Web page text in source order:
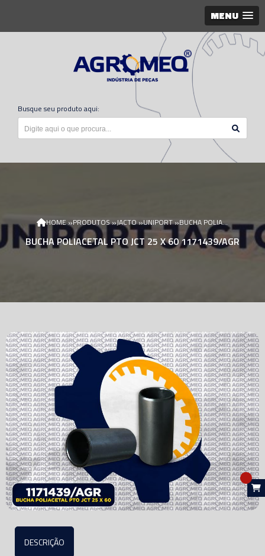
MENU
Busque seu produto aqui:
HOME»PRODUTOS»JACTO»UNIPORT» BUCHA POLIACETAL PTO JCT 25 X 60 1171439/AGR
BUCHA POLIACETAL PTO JCT 25 X 60 1171439/AGR
DESCRIÇÃO